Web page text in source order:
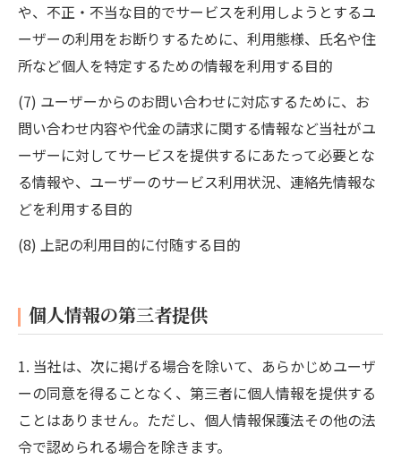
や、不正・不当な目的でサービスを利用しようとするユ
ーザーの利用をお断りするために、利用態様、氏名や住
所など個人を特定するための情報を利用する目的
(7) ユーザーからのお問い合わせに対応するために、お
問い合わせ内容や代金の請求に関する情報など当社がユ
ーザーに対してサービスを提供するにあたって必要とな
る情報や、ユーザーのサービス利用状況、連絡先情報な
どを利用する目的
(8) 上記の利用目的に付随する目的
個人情報の第三者提供
1. 当社は、次に掲げる場合を除いて、あらかじめユーザ
ーの同意を得ることなく、第三者に個人情報を提供する
ことはありません。ただし、個人情報保護法その他の法
令で認められる場合を除きます。